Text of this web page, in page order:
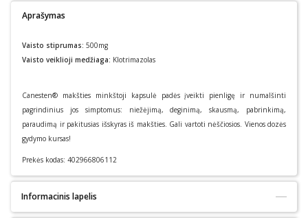
Aprašymas
Vaisto stiprumas: 500mg
Vaisto veiklioji medžiaga: Klotrimazolas
Canesten® makšties minkštoji kapsulė padės įveikti pienligę ir numalšinti
pagrindinius jos simptomus: niežėjimą, deginimą, skausmą, pabrinkimą,
paraudimą ir pakitusias išskyras iš makšties. Gali vartoti nėščiosios. Vienos dozės
gydymo kursas!
Prekės kodas: 402966806112
Informacinis lapelis